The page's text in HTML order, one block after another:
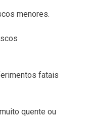
menores.
fatais
quente ou